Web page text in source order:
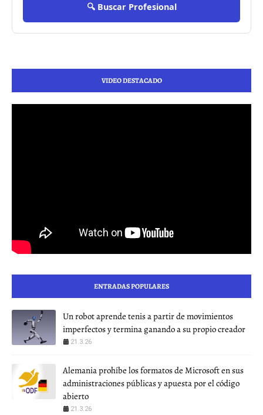
🔍 Buscar Profesional
VIDEO DESTACADO
ENTRADAS POPULARES
Un robot aprende tenis a partir de movimientos
imperfectos y termina ganando a su propio creador
21.3.26
Alemania prohíbe los formatos de Microsoft en sus
administraciones públicas y apuesta por el código
abierto
21.3.26